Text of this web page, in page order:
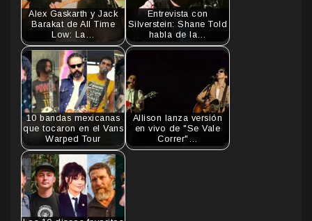
Alex Gaskarth y Jack
Barakat de All Time
Low: La…
Entrevista con
Silverstein: Shane Told
habla de la…
10 bandas mexicanas
que tocaron en el Vans
Warped Tour
Allison lanza versión
en vivo de "Se Vale
Correr"…